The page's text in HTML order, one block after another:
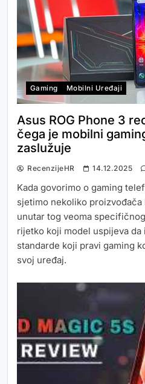
Gaming Mobilni Uređaji
Asus ROG Phone 3
čega je mobilni
zaslužuje
RecenzijeHR 14.12.2025
Kada govorimo o gaming
sjetimo nekoliko
unutar tog veoma
rijetko koji model uspijeva da
standarde koji pravi gaming
svoj uređaj.